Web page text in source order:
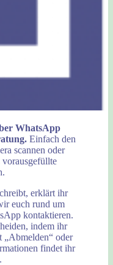
WhatsApp
Einfach den
scannen oder
vorausgefüllte
erklärt ihr
euch rund um
kontaktieren.
indem ihr
„Abmelden“ oder
findet ihr
.